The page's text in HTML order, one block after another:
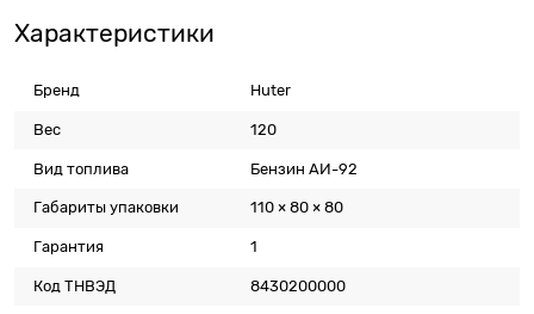
Характеристики
Бренд Huter
Вес 120
Вид топлива Бензин АИ-92
Габариты упаковки 110 × 80 × 80
Гарантия 1
Код ТНВЭД 8430200000